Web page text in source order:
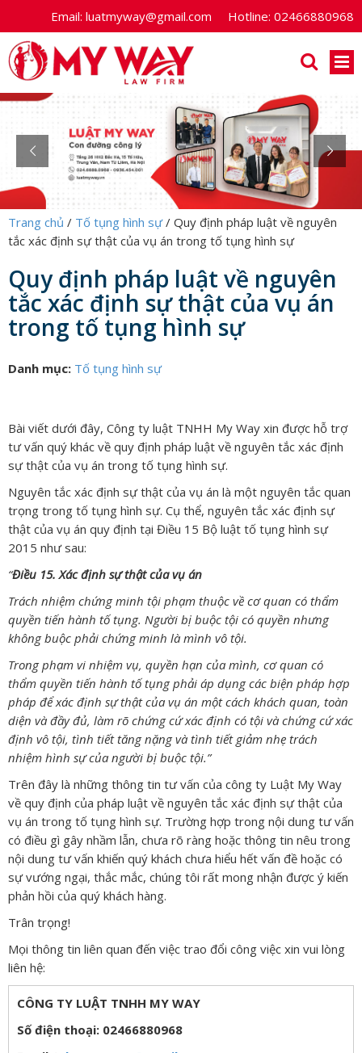
Email: luatmyway@gmail.com Hotline: 02466880968
Trang chủ / Tố tụng hình sự/ Quy định pháp luật về nguyên
tắc xác định sự thật của vụ án trong tố tụng hình sự
Quy định pháp luật về nguyên
tắc xác định sự thật của vụ án
trong tố tụng hình sự
Danh mục: Tố tụng hình sự
Bài viết dưới đây, Công ty luật TNHH My Way xin được hỗ trợ
tư vấn quý khác về quy định pháp luật về nguyên tắc xác định
sự thật của vụ án trong tố tụng hình sự.
Nguyên tắc xác định sự thật của vụ án là một nguyên tắc quan
trọng trong tố tụng hình sự. Cụ thể, nguyên tắc xác định sự
thật của vụ án quy định tại Điều 15 Bộ luật tố tụng hình sự
2015 như sau:
“Điều 15. Xác định sự thật của vụ án
Trách nhiệm chứng minh tội phạm thuộc về cơ quan có thẩm
quyền tiến hành tố tụng. Người bị buộc tội có quyền nhưng
không buộc phải chứng minh là mình vô tội.
Trong phạm vi nhiệm vụ, quyền hạn của mình, cơ quan có
thẩm quyền tiến hành tố tụng phải áp dụng các biện pháp hợp
pháp để xác định sự thật của vụ án một cách khách quan, toàn
diện và đầy đủ, làm rõ chứng cứ xác định có tội và chứng cứ xác
định vô tội, tình tiết tăng nặng và tình tiết giảm nhẹ trách
nhiệm hình sự của người bị buộc tội.”
Trên đây là những thông tin tư vấn của công ty Luật My Way
về quy định của pháp luật về nguyên tắc xác định sự thật của
vụ án trong tố tụng hình sự. Trường hợp trong nội dung tư vấn
có điều gì gây nhầm lẫn, chưa rõ ràng hoặc thông tin nêu trong
nội dung tư vấn khiến quý khách chưa hiểu hết vấn đề hoặc có
sự vướng ngại, thắc mắc, chúng tôi rất mong nhận được ý kiến
phản hồi của quý khách hàng.
Trân trọng!
Mọi thông tin liên quan đến việc trao đổi công việc xin vui lòng
liên hệ:
CÔNG TY LUẬT TNHH MY WAY
Số điện thoại: 02466880968